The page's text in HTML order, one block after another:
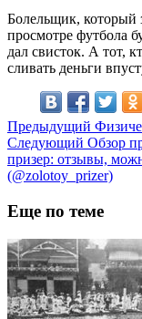
Болельщик, который
просмотре футбола
дал свисток. А тот,
сливать деньги
Предыдущий
Следующий Обзор
призер: отзывы,
(@zolotoy_prizer)
Еще по теме